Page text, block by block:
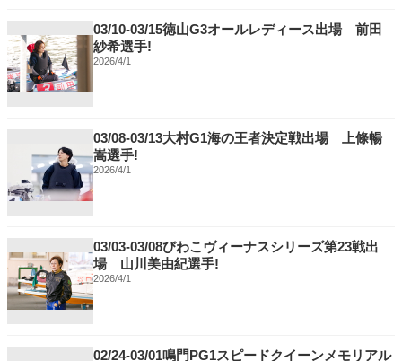
03/10-03/15徳山G3オールレディース出場 前田
紗希選手!
2026/4/1
03/08-03/13大村G1海の王者決定戦出場 上條暢
嵩選手!
2026/4/1
03/03-03/08びわこヴィーナスシリーズ第23戦出
場 山川美由紀選手!
2026/4/1
02/24-03/01鳴門PG1スピードクイーンメモリアル